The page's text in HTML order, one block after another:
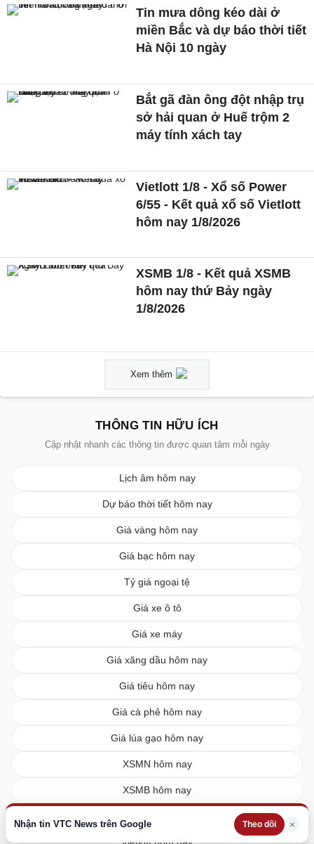
Nhận tin VTC News trên Google Theo dõi ×
Tin mưa dông kéo dài ở
miền Bắc và dự báo thời tiết
Hà Nội 10 ngày
Bắt gã đàn ông đột nhập trụ
sở hải quan ở Huế trộm 2
máy tính xách tay
Vietlott 1/8 - Xổ số Power
6/55 - Kết quả xổ số Vietlott
hôm nay 1/8/2026
XSMB 1/8 - Kết quả XSMB
hôm nay thứ Bảy ngày
1/8/2026
Xem thêm
THÔNG TIN HỮU ÍCH
Cập nhật nhanh các thông tin được quan tâm mỗi ngày
Lịch âm hôm nay
Dự báo thời tiết hôm nay
Giá vàng hôm nay
Giá bạc hôm nay
Tỷ giá ngoại tệ
Giá xe ô tô
Giá xe máy
Giá xăng dầu hôm nay
Giá tiêu hôm nay
Giá cà phê hôm nay
Giá lúa gạo hôm nay
XSMN hôm nay
XSMB hôm nay